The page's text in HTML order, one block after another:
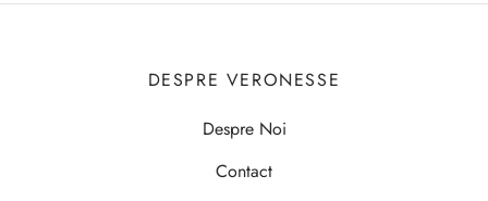
DESPRE VERONESSE
Despre Noi
Contact